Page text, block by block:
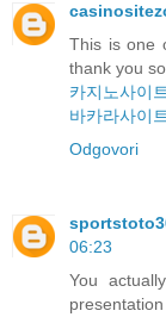
This is one
thank you
카지노사이
바카라사이
Odgovori
06:23
You